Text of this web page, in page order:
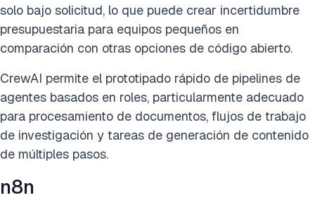
solo bajo solicitud, lo que puede crear incertidumbre
presupuestaria para equipos pequeños en
comparación con otras opciones de código abierto.
CrewAI permite el prototipado rápido de pipelines de
agentes basados en roles, particularmente adecuado
para procesamiento de documentos, flujos de trabajo
de investigación y tareas de generación de contenido
de múltiples pasos.
n8n